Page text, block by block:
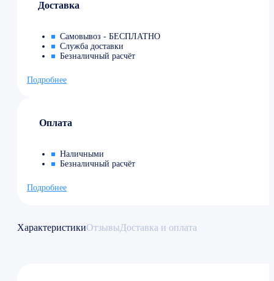
Доставка
Самовывоз - БЕСПЛАТНО
Служба доставки
Безналичный расчёт
Подробнее
Оплата
Наличными
Безналичный расчёт
Подробнее
ХарактеристикиОтзывыДоставка и оплата